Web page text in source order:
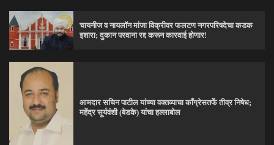
चायनीज व नायलॉन मांजा विक्रीवर फलटण नगरपरिषदेचा कडक
इशारा; दुकान परवाना रद्द करून कारवाई होणार!
आमदार सचिन पाटील यांच्या वक्तव्याचा काँग्रेसतर्फे तीव्र निषेध;
महेंद्र सूर्यवंशी (बेडके) यांचा हल्लाबोल